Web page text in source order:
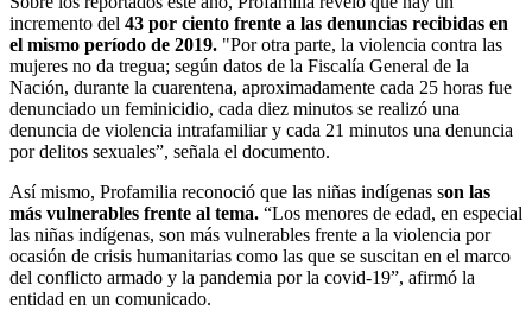
incremento del 43 por ciento frente a las denuncias recibidas en
el mismo período de 2019. "Por otra parte, la violencia contra las
mujeres no da tregua; según datos de la Fiscalía General de la
Nación, durante la cuarentena, aproximadamente cada 25 horas fue
denunciado un feminicidio, cada diez minutos se realizó una
denuncia de violencia intrafamiliar y cada 21 minutos una denuncia
por delitos sexuales”, señala el documento.
Así mismo, Profamilia reconoció que las niñas indígenas son las
más vulnerables frente al tema. “Los menores de edad, en especial
las niñas indígenas, son más vulnerables frente a la violencia por
ocasión de crisis humanitarias como las que se suscitan en el marco
del conflicto armado y la pandemia por la covid-19”, afirmó la
entidad en un comunicado.